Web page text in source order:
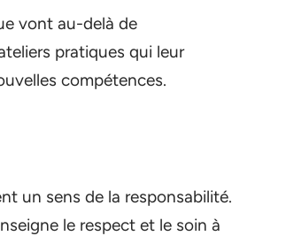
vont au-delà de
pratiques qui leur
compétences.
un sens de la responsabilité.
le respect et le soin à